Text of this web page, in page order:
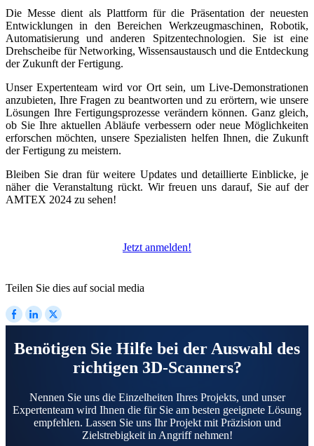
AutoScan-DS-EX Pro (H)
AutoScan-DS-EX Pro (C)
Dental 3D-Drucker
AccuFab-ArisNEU
AccuFab F1
AccuFab CEL
AccuFab L4D/K
Neuer 3D-Gesichtsscanner
e-MotionNEU
FabCure 2
Alle Dental Produkte ansehen
Demo erhalten
Die Messe dient als Plattform für die Präsentation der neuesten
Entwicklungen in den Bereichen Werkzeugmaschinen, Robotik,
Automatisierung und anderen Spitzentechnologien. Sie ist eine
Drehscheibe für Networking, Wissensaustausch und die Entdeckung
der Zukunft der Fertigung.
Unser Expertenteam wird vor Ort sein, um Live-Demonstrationen
anzubieten, Ihre Fragen zu beantworten und zu erörtern, wie unsere
Lösungen Ihre Fertigungsprozesse verändern können. Ganz gleich,
ob Sie Ihre aktuellen Abläufe verbessern oder neue Möglichkeiten
erforschen möchten, unsere Spezialisten helfen Ihnen, die Zukunft
der Fertigung zu meistern.
Bleiben Sie dran für weitere Updates und detaillierte Einblicke, je
näher die Veranstaltung rückt. Wir freuen uns darauf, Sie auf der
AMTEX 2024 zu sehen!
Jetzt anmelden!
Teilen Sie dies auf social media
Benötigen Sie Hilfe bei der Auswahl des
richtigen 3D-Scanners?
Nennen Sie uns die Einzelheiten Ihres Projekts, und unser
Expertenteam wird Ihnen die für Sie am besten geeignete Lösung
empfehlen. Lassen Sie uns Ihr Projekt mit Präzision und
Zielstrebigkeit in Angriff nehmen!